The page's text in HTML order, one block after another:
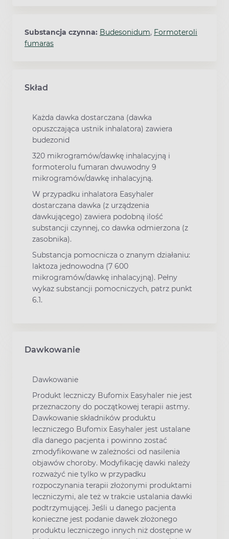
Substancja czynna: Budesonidum, Formoteroli
fumaras
Skład
Każda dawka dostarczana (dawka
opuszczająca ustnik inhalatora) zawiera
budezonid
320 mikrogramów/dawkę inhalacyjną i
formoterolu fumaran dwuwodny 9
mikrogramów/dawkę inhalacyjną.
W przypadku inhalatora Easyhaler
dostarczana dawka (z urządzenia
dawkującego) zawiera podobną ilość
substancji czynnej, co dawka odmierzona (z
zasobnika).
Substancja pomocnicza o znanym działaniu:
laktoza jednowodna (7 600
mikrogramów/dawkę inhalacyjną). Pełny
wykaz substancji pomocniczych, patrz punkt
6.1.
Dawkowanie
Dawkowanie
Produkt leczniczy Bufomix Easyhaler nie jest
przeznaczony do początkowej terapii astmy.
Dawkowanie składników produktu
leczniczego Bufomix Easyhaler jest ustalane
dla danego pacjenta i powinno zostać
zmodyfikowane w zależności od nasilenia
objawów choroby. Modyfikację dawki należy
rozważyć nie tylko w przypadku
rozpoczynania terapii złożonymi produktami
leczniczymi, ale też w trakcie ustalania dawki
podtrzymującej. Jeśli u danego pacjenta
konieczne jest podanie dawek złożonego
produktu leczniczego innych niż dostępne w